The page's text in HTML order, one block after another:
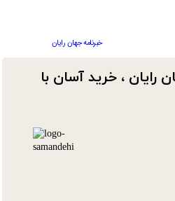
رایان ، خرید آسان با
خبرنامه جهان رایان